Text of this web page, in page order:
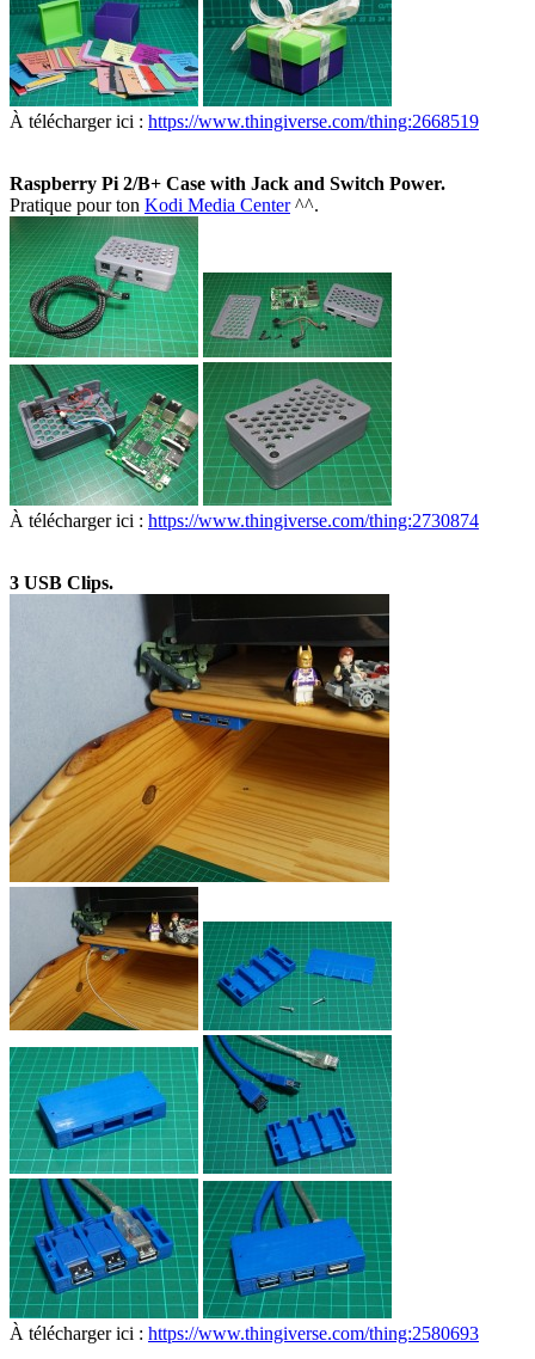
À télécharger ici : https://www.thingiverse.com/thing:2668519
Raspberry Pi 2/B+ Case with Jack and Switch Power.
Pratique pour ton Kodi Media Center^^.
À télécharger ici : https://www.thingiverse.com/thing:2730874
3 USB Clips.
À télécharger ici : https://www.thingiverse.com/thing:2580693